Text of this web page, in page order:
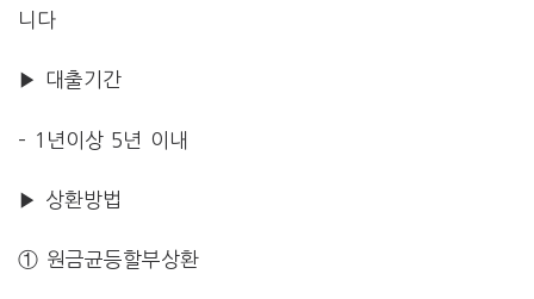
니다
▶ 대출기간
– 1년이상 5년 이내
▶ 상환방법
① 원금균등할부상환